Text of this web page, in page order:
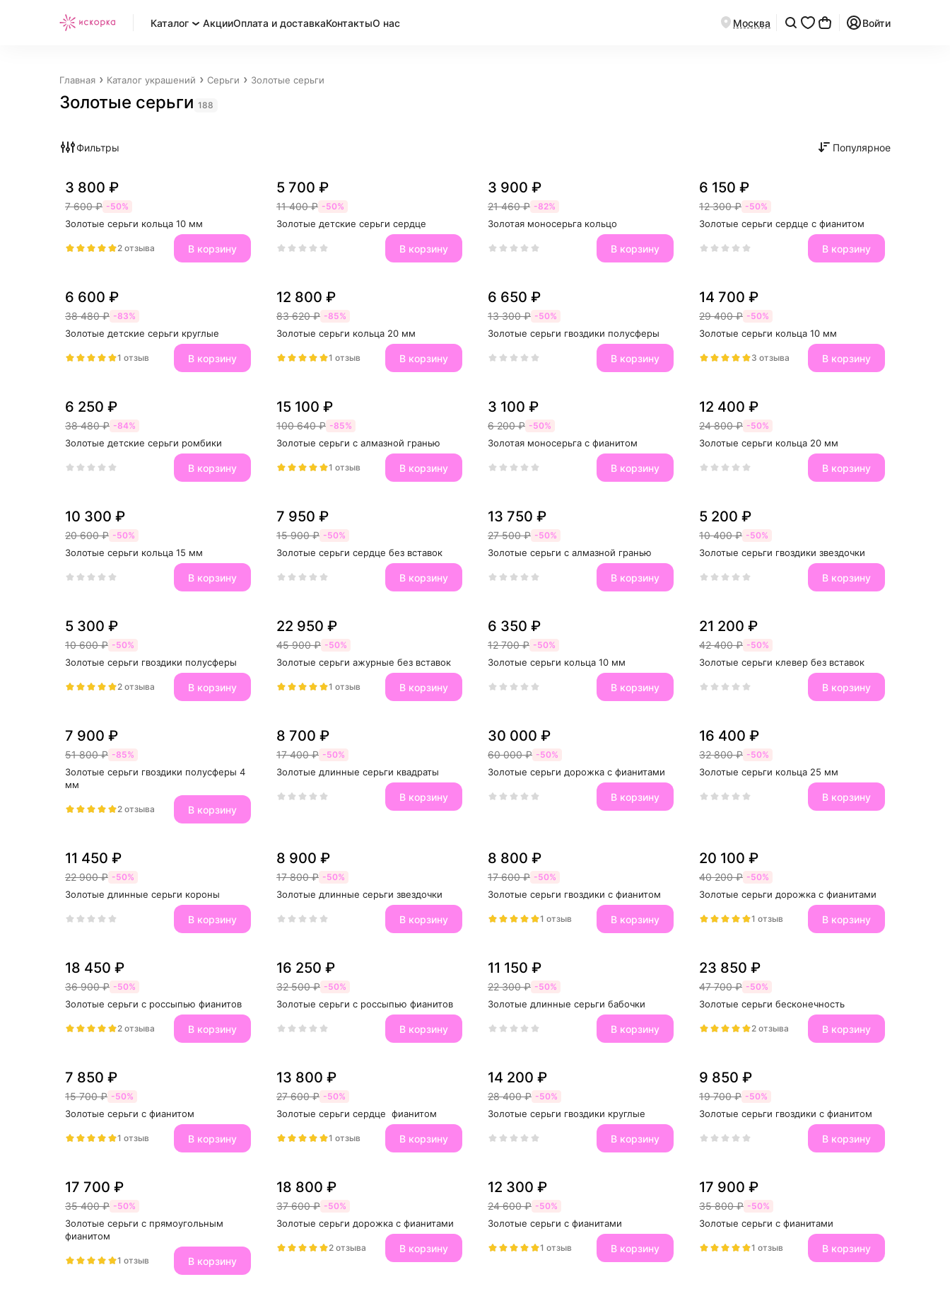
Каталог АкцииОплата и доставкаКонтактыО нас Москва Войти
Главная Каталог украшений Серьги Золотые серьги
Золотые серьги 188
Фильтры Популярное
3 800 ₽
7 600 ₽ -50%
Золотые серьги кольца 10 мм
2 отзыва В корзину
5 700 ₽
11 400 ₽ -50%
Золотые детские серьги сердце
В корзину
3 900 ₽
21 460 ₽ -82%
Золотая моносерьга кольцо
В корзину
6 150 ₽
12 300 ₽ -50%
Золотые серьги сердце с фианитом
В корзину
6 600 ₽
38 480 ₽ -83%
Золотые детские серьги круглые
1 отзыв В корзину
12 800 ₽
83 620 ₽ -85%
Золотые серьги кольца 20 мм
1 отзыв В корзину
6 650 ₽
13 300 ₽ -50%
Золотые серьги гвоздики полусферы
В корзину
14 700 ₽
29 400 ₽ -50%
Золотые серьги кольца 10 мм
3 отзыва В корзину
6 250 ₽
38 480 ₽ -84%
Золотые детские серьги ромбики
В корзину
15 100 ₽
100 640 ₽ -85%
Золотые серьги с алмазной гранью
1 отзыв В корзину
3 100 ₽
6 200 ₽ -50%
Золотая моносерьга с фианитом
В корзину
12 400 ₽
24 800 ₽ -50%
Золотые серьги кольца 20 мм
В корзину
10 300 ₽
20 600 ₽ -50%
Золотые серьги кольца 15 мм
В корзину
7 950 ₽
15 900 ₽ -50%
Золотые серьги сердце без вставок
В корзину
13 750 ₽
27 500 ₽ -50%
Золотые серьги с алмазной гранью
В корзину
5 200 ₽
10 400 ₽ -50%
Золотые серьги гвоздики звездочки
В корзину
5 300 ₽
10 600 ₽ -50%
Золотые серьги гвоздики полусферы
2 отзыва В корзину
22 950 ₽
45 900 ₽ -50%
Золотые серьги ажурные без вставок
1 отзыв В корзину
6 350 ₽
12 700 ₽ -50%
Золотые серьги кольца 10 мм
В корзину
21 200 ₽
42 400 ₽ -50%
Золотые серьги клевер без вставок
В корзину
7 900 ₽
51 800 ₽ -85%
Золотые серьги гвоздики полусферы 4
мм
2 отзыва В корзину
8 700 ₽
17 400 ₽ -50%
Золотые длинные серьги квадраты
В корзину
30 000 ₽
60 000 ₽ -50%
Золотые серьги дорожка с фианитами
В корзину
16 400 ₽
32 800 ₽ -50%
Золотые серьги кольца 25 мм
В корзину
11 450 ₽
22 900 ₽ -50%
Золотые длинные серьги короны
В корзину
8 900 ₽
17 800 ₽ -50%
Золотые длинные серьги звездочки
В корзину
8 800 ₽
17 600 ₽ -50%
Золотые серьги гвоздики с фианитом
1 отзыв В корзину
20 100 ₽
40 200 ₽ -50%
Золотые серьги дорожка с фианитами
1 отзыв В корзину
18 450 ₽
36 900 ₽ -50%
Золотые серьги с россыпью фианитов
2 отзыва В корзину
16 250 ₽
32 500 ₽ -50%
Золотые серьги с россыпью фианитов
В корзину
11 150 ₽
22 300 ₽ -50%
Золотые длинные серьги бабочки
В корзину
23 850 ₽
47 700 ₽ -50%
Золотые серьги бесконечность
2 отзыва В корзину
7 850 ₽
15 700 ₽ -50%
Золотые серьги с фианитом
1 отзыв В корзину
13 800 ₽
27 600 ₽ -50%
Золотые серьги сердце  фианитом
1 отзыв В корзину
14 200 ₽
28 400 ₽ -50%
Золотые серьги гвоздики круглые
В корзину
9 850 ₽
19 700 ₽ -50%
Золотые серьги гвоздики с фианитом
В корзину
17 700 ₽
35 400 ₽ -50%
Золотые серьги с прямоугольным
фианитом
1 отзыв В корзину
18 800 ₽
37 600 ₽ -50%
Золотые серьги дорожка с фианитами
2 отзыва В корзину
12 300 ₽
24 600 ₽ -50%
Золотые серьги с фианитами
1 отзыв В корзину
17 900 ₽
35 800 ₽ -50%
Золотые серьги с фианитами
1 отзыв В корзину